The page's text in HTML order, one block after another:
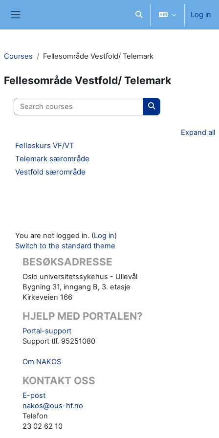
Toggle search inputLog in
Courses Fellesområde Vestfold/ Telemark
Fellesområde Vestfold/ Telemark
Search courses
Search courses
Expand all
Felleskurs VF/VT
Telemark særområde
Vestfold særområde
You are not logged in. (Log in)
Switch to the standard theme
BESØKSADRESSE
Oslo universitetssykehus - Ullevål
Bygning 31, inngang B, 3. etasje
Kirkeveien 166
HJELP MED PORTALEN?
Portal-support
Support tlf. 95251080
Om NAKOS
KONTAKT OSS
E-post
nakos@ous-hf.no
Telefon
23 02 62 10